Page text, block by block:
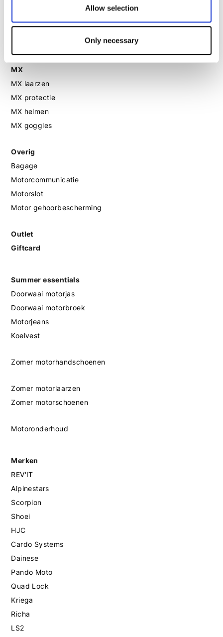
Allow selection
Only necessary
Motorlaarzen dames
Motorschoenen dames
MX
MX laarzen
MX protectie
MX helmen
MX goggles
Overig
Bagage
Motorcommunicatie
Motorslot
Motor gehoorbescherming
Outlet
Giftcard
Summer essentials
Doorwaai motorjas
Doorwaai motorbroek
Motorjeans
Koelvest
Zomer motorhandschoenen
Zomer motorlaarzen
Zomer motorschoenen
Motoronderhoud
Merken
REV'IT
Alpinestars
Scorpion
Shoei
HJC
Cardo Systems
Dainese
Pando Moto
Quad Lock
Kriega
Richa
LS2